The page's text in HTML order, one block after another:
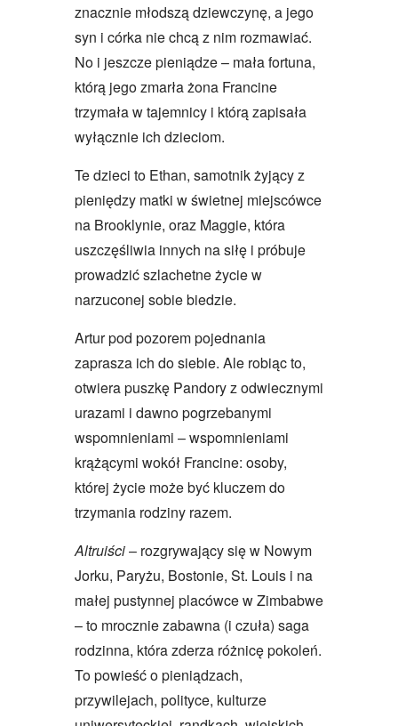
znacznie młodszą dziewczynę, a jego
syn i córka nie chcą z nim rozmawiać.
No i jeszcze pieniądze – mała fortuna,
którą jego zmarła żona Francine
trzymała w tajemnicy i którą zapisała
wyłącznie ich dzieciom.
Te dzieci to Ethan, samotnik żyjący z
pieniędzy matki w świetnej miejscówce
na Brooklynie, oraz Maggie, która
uszczęśliwia innych na siłę i próbuje
prowadzić szlachetne życie w
narzuconej sobie biedzie.
Artur pod pozorem pojednania
zaprasza ich do siebie. Ale robiąc to,
otwiera puszkę Pandory z odwiecznymi
urazami i dawno pogrzebanymi
wspomnieniami – wspomnieniami
krążącymi wokół Francine: osoby,
której życie może być kluczem do
trzymania rodziny razem.
Altruiści– rozgrywający się w Nowym
Jorku, Paryżu, Bostonie, St. Louis i na
małej pustynnej placówce w Zimbabwe
– to mrocznie zabawna (i czuła) saga
rodzinna, która zderza różnicę pokoleń.
To powieść o pieniądzach,
przywilejach, polityce, kulturze